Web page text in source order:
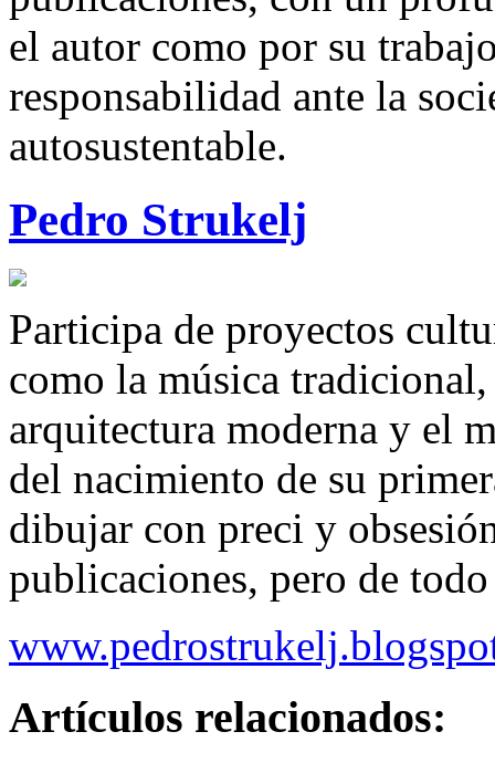
el autor como por su
responsabilidad ante la
autosustentable.
Pedro Strukelj
Participa de proyectos
como la música
arquitectura moderna y el
del nacimiento de su
dibujar con preci y
publicaciones, pero de
Artículos relacionados: